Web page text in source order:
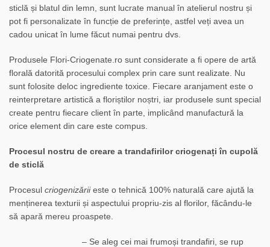
sticlă și blatul din lemn, sunt lucrate manual în atelierul nostru și
pot fi personalizate în funcție de preferințe, astfel veți avea un
cadou unicat în lume făcut numai pentru dvs.
Produsele Flori-Criogenate.ro sunt considerate a fi opere de artă
florală datorită procesului complex prin care sunt realizate. Nu
sunt folosite deloc ingrediente toxice. Fiecare aranjament este o
reinterpretare artistică a floriștilor noștri, iar produsele sunt special
create pentru fiecare client în parte, implicând manufactură la
orice element din care este compus.
Procesul nostru de creare a trandafirilor criogenați în cupolă
de sticlă
Procesul criogenizăriieste o tehnică 100% naturală care ajută la
menținerea texturii și aspectului propriu-zis al florilor, făcându-le
să apară mereu proaspete.
– Se aleg cei mai frumoși trandafiri, se rup